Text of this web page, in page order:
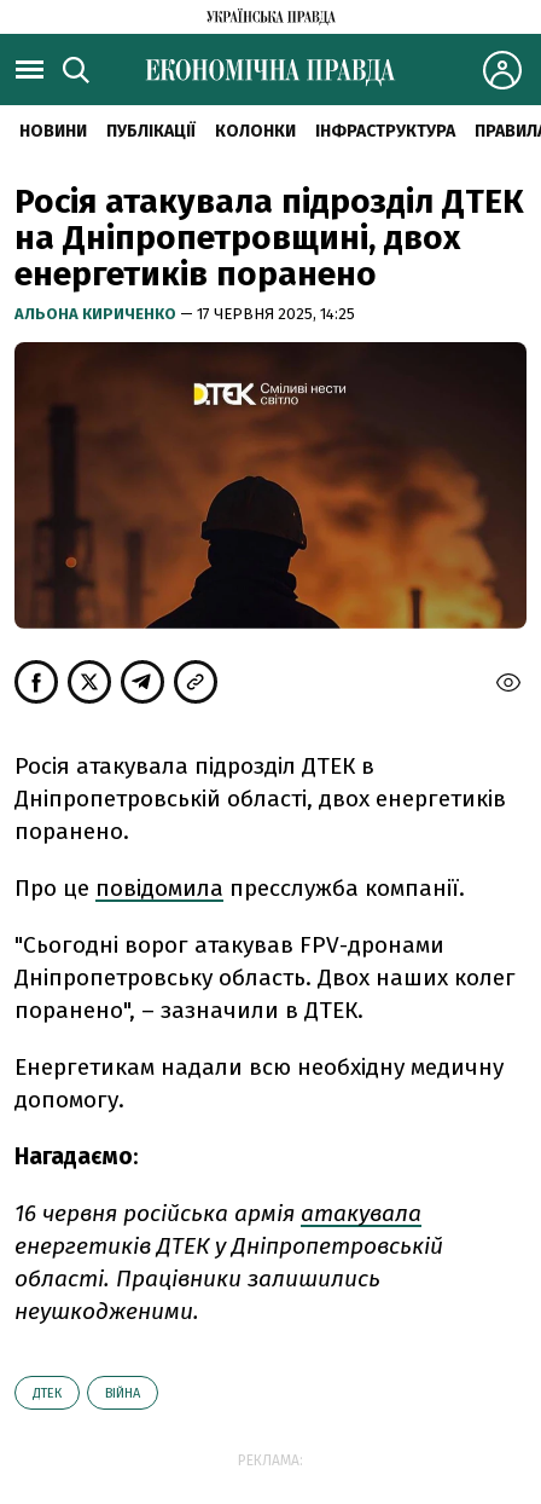
НОВИНИ ПУБЛІКАЦІЇ КОЛОНКИ ІНФРАСТРУКТУРА
Росія атакувала підрозділ ДТЕК
на Дніпропетровщині, двох
енергетиків поранено
АЛЬОНА КИРИЧЕНКО — 17 ЧЕРВНЯ 2025, 14:25
Росія атакувала підрозділ ДТЕК в
Дніпропетровській області, двох енергетиків
поранено.
Про це повідомила пресслужба компанії.
"Сьогодні ворог атакував FPV-дронами
Дніпропетровську область. Двох наших колег
поранено", – зазначили в ДТЕК.
Енергетикам надали всю необхідну медичну
допомогу.
Нагадаємо:
16 червня російська армія атакувала
енергетиків ДТЕК у Дніпропетровській
області. Працівники залишились
неушкодженими.
ДТЕК ВІЙНА
РЕКЛАМА: